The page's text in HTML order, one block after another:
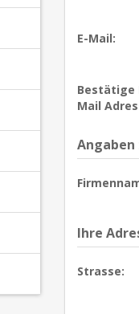
E-Mail:
Bestätige
Mail
Angaben
Ihre
Strasse: